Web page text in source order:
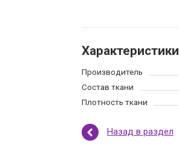
Характеристики
Производитель
Состав ткани
Плотность ткани
Назад в раздел